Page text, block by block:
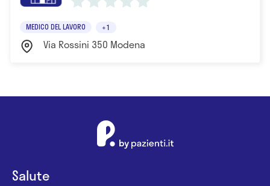
MEDICO DEL LAVORO +1
Via Rossini 350 Modena
Salute